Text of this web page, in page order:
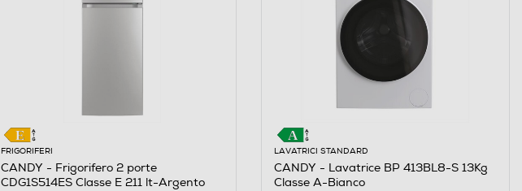
FRIGORIFERI
CANDY - Frigorifero 2 porte
CDG1S514ES Classe E 211 lt-Argento
LAVATRICI STANDARD
CANDY - Lavatrice BP 413BL8-S 13Kg
Classe A-Bianco